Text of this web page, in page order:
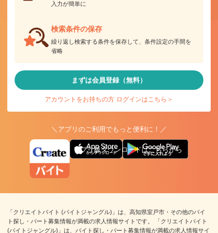
入力が簡単に
検索条件の保存
繰り返し検索する条件を保存して、条件設定の手間を
省略
まずは会員登録（無料）
アカウントをお持ちの方 ログインはこちら＞
＼アプリのご利用でもっと便利に！／
アプリ版ダウンロードはこちらから
「クリエイトバイト (バイトジャングル)」は、高知県室戸市・その他のバイ
ト探し・パート募集情報が満載の求人情報サイトです。 「クリエイトバイト
(バイトジャングル)」は、バイト探し・パート募集情報が満載の求人情報サイ